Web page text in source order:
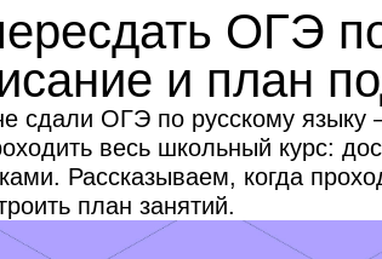
ОГЭ
и план
сдали ОГЭ по русскому языку
весь школьный курс:
Рассказываем, когда
план занятий.